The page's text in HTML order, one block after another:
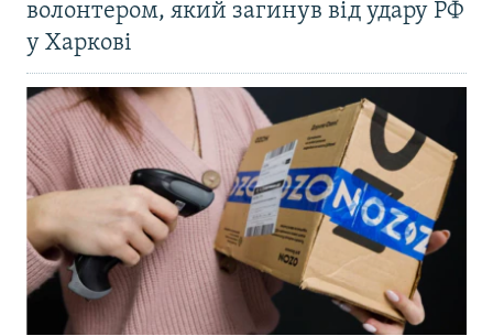
волонтером, який загинув від удару РФ
у Харкові